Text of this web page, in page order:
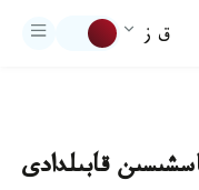
ق ز
قابىلدادى